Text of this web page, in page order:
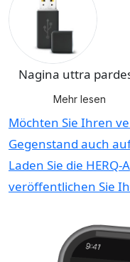
Nagina uttra
Mehr lesen
Möchten Sie Ihren
Gegenstand auch
Laden Sie die
veröffentlichen Sie